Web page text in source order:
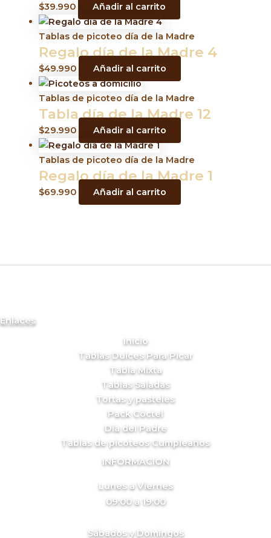
$39.990 Añadir al carrito
Tablas de picoteo día de la Madre
Regalo día de la Madre 4
$49.990 Añadir al carrito
Tablas de picoteo día de la Madre
Tabla día de la Madre 12
$29.990 Añadir al carrito
Tablas de picoteo día de la Madre
Regalo día de la Madre 1
$69.990 Añadir al carrito
Enlaces
Inicio
Tablas Dulces Para Picar
Tabla Mixta
Tablas Saladas
Tortas y pasteles
Pack Cóctel
Día del Padre
Tablas de picoteos Cumpleaños
INFORMACION
Lunes a Viernes
09:00 a 19:00
Sábados y Domingos